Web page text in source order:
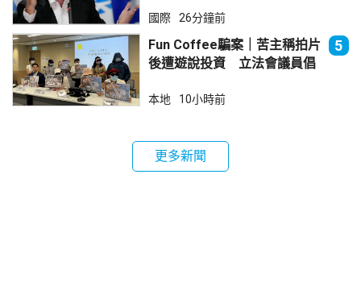
國際 26分鐘前
Fun Coffee騙案｜苦主稱拍片
後遭遊說投資 立法會議員倡
5
本地 10小時前
更多新聞